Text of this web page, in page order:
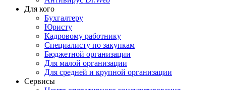
Для кого
Бухгалтеру
Юристу
Кадровому работнику
Специалисту по закупкам
Бюджетной организации
Для малой организации
Для средней и крупной организации
Сервисы